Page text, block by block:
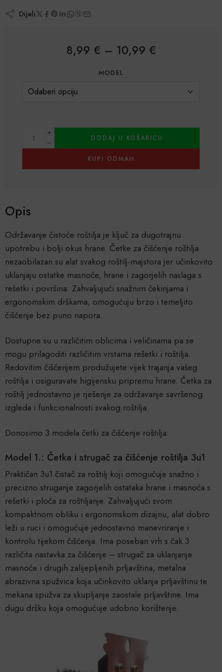
Dijeli
8,99 € – 10,99 €
MODEL
DODAJ U KOŠARICU
KUPI ODMAH
Opis
Održavanje čistoće roštilja je ključ za dugotrajnu
upotrebu i bolji okus hrane. Četke za čišćenje roštilja
nezaobilazan su alat svakog roštilj-majstora jer učinkovito
uklanjaju ostatke masnoće, hrane i zagorjelih naslaga s
rešetki i površina. Zahvaljujući snažnim čekinjama i
ergonomskim drškama, omogućuju brzo i temeljito
čišćenje bez puno napora.
Dostupne su u različitim oblicima i veličinama pa se
mogu prilagoditi različitim vrstama rešetki i roštilja.
Redovitim čišćenjem produžujete vijek trajanja vašeg
roštilja i osiguravate higijensku pripremu hrane. Četka za
roštilj jednostavno je rješenje za održavanje savršenog
izgleda i funkcionalnosti svakog roštilja.
Donosimo 3 modela četki za čišćenje roštilja:
Model 1.: Četka i strugač za čišćenje roštilja 3u1
Praktičan 3u1 čistač za roštilj koji omogućuje snažno i
precizno struganje zagorjelih ostataka hrane i masnoća s
rešetki i ploča za roštiljanje. Zahvaljujući svom
kompaktnom obliku i ergonomskom dizajnu, alat dobro
leži u ruci i omogućuje jednostavno manevriranje i
kontrolu tijekom čišćenja. Ima poseban vrh s čak 3
različita nastavka za čišćenje – strugač za uklanjanje
masnoće i drugih zalijepljenih prljavština, metalna
abrazivna spužvica koja učinkovito uklanja prljavštinu te
mekana spužva za skupljanje zaostale prljavštine. Ima
dugu dršku koja omogućuje udobno korištenje.